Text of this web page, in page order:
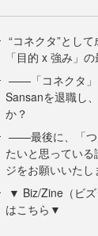
“コネクタ”とし
「目的 x 強み」
——「コネクタ」
Sansanを退職し
か？
——最後に、「つ
たいと思ってい
ジをお願いいたし
▼ Biz/Zine（ビ
はこちら▼